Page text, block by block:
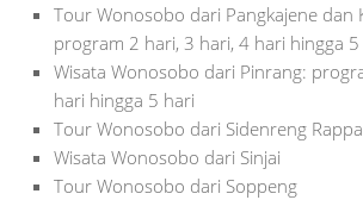
Tour Wonosobo dari Pangkajene dan
program 2 hari, 3 hari, 4 hari hingga
Wisata Wonosobo dari Pinrang:
hari hingga 5 hari
Tour Wonosobo dari Sidenreng
Wisata Wonosobo dari Sinjai
Tour Wonosobo dari Soppeng